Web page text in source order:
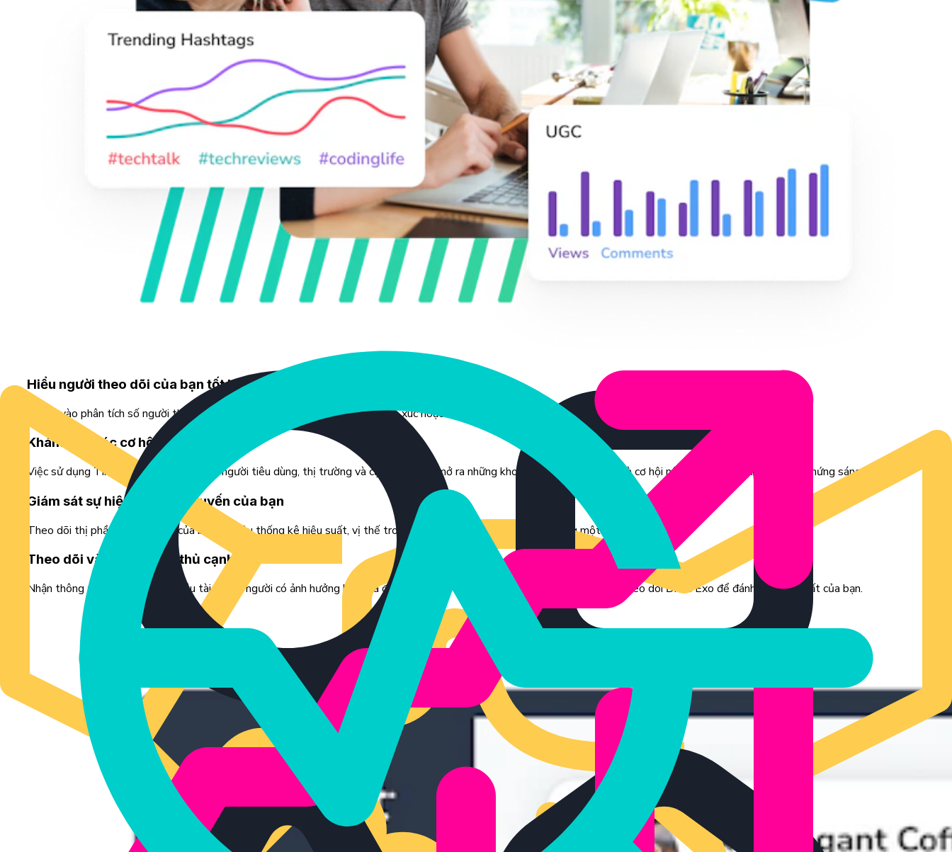
Hiểu người theo dõi của bạn tốt hơn
Đi sâu vào phân tích số người theo dõi, mức tăng trưởng trên mỗi video, cảm xúc hoặc nhận xét của khán giả để hiểu điều gì gây ấn tượng với người xem của bạn.
Khám phá các cơ hội nội dung
Việc sử dụng TikTok cho nghiên cứu về người tiêu dùng, thị trường và cạnh tranh sẽ mở ra những khoảng trống thị trường và cơ hội nội dung, mang lại nguồn cảm hứng sáng tạo.
Giám sát sự hiện diện trực tuyến của bạn
Theo dõi thị phần thương hiệu của bạn, số liệu thống kê hiệu suất, vị thế trong ngành và bối cảnh cạnh tranh cùng một lúc.
Theo dõi và so sánh đối thủ cạnh tranh
Nhận thông tin tổng quan về nhiều tài khoản người có ảnh hưởng khác và đối thủ cạnh tranh được cập nhật hàng ngày hoặc theo dõi Điểm Exo để đánh giá hiệu suất của bạn.